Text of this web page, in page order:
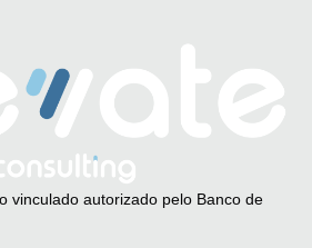
vinculado autorizado pelo Banco de